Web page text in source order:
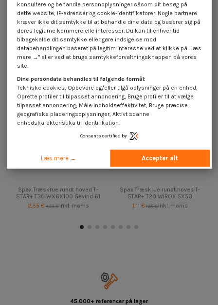
Anmeldelser (0)
16 andre varer i den samme kategori:
-40%
Spax Træskrue rundt hoved T-
STAR+ T30 WX6X100 Gevind 61
2,55 €4,25 €inkl. moms
På tilbud!
Spax Træskrue rundt hoved T-
STAR+ T20 WIROX 5X50
1,11 €1,85 €inkl. moms
45.000+ referencer på lager
konsultere og behandle personoplysninger såsom dit besøg på
dette website, IP-adresser og cookie-identifikatorer. Nogle partnere
kræver ikke dit samtykke til at behandle dine data og baserer sig på
deres legitime kommercielle interesser. Du kan til enhver tid
tilbagekalde dit samtykke eller gøre indsigelse mod
databehandlingen baseret på legitim interesse ved at klikke på "Læs
mere →" eller ved at bruge samtykkeforvaltningsknappen på vores
site.
Dine persondata behandles til følgende formål:
Tekniske cookies, Opbevare og/eller tilgå oplysninger på en enhed,
Oprette profiler til tilpasset annoncering, Bruge profiler til at vælge
tilpasset annoncering, Måle indholdseffektivitet, Bruge præcise
geografiske placeringsoplysninger, Aktivt scanne
enhedskarakteristika til identifikation.
Consents certified by
Læs mere → Accepter alt